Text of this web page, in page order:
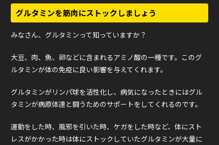
グルタミンを筋肉にストックしましょう
みなさん、グルタミンって知っていますか？
大豆、肉、魚、卵などに含まれるアミノ酸の一種です。このグ
ルタミンが体の免疫に良い影響を与えてくれます。
グルタミンがリンパ球を活性化し、病気になったときにはグル
タミンが病原体達と闘うためのサポートをしてくれるのです。
運動をした時、風邪を引いた時、ケガをした時など、体にスト
レスがかかった時は体にストックしていたグルタミンが大量に